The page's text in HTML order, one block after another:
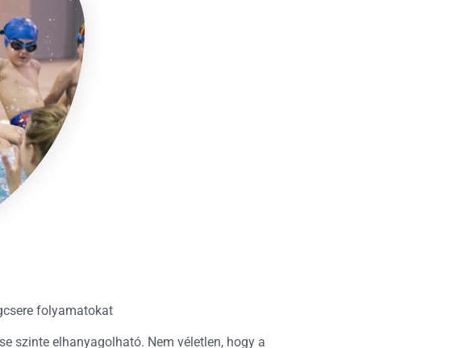
folyamatokat
szinte elhanyagolható. Nem véletlen, hogy a